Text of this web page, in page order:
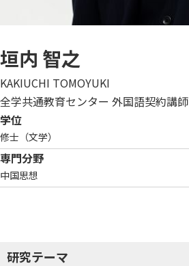
垣内 智之
KAKIUCHI TOMOYUKI
全学共通教育センター 外国語契約講師
学位
修士（文学）
専門分野
中国思想
研究テーマ